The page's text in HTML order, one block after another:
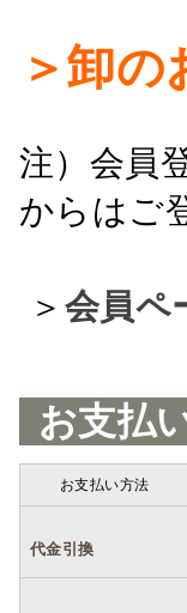
＞卸
注）会員
からはご
＞ 会員ペ
お支払
お支払い方法
代金引換